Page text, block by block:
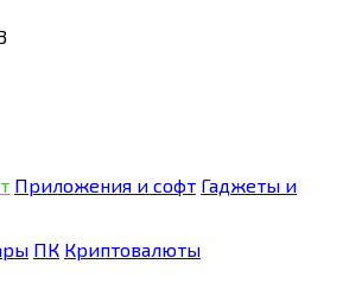
Приложения и софт Гаджеты и
ПК Криптовалюты